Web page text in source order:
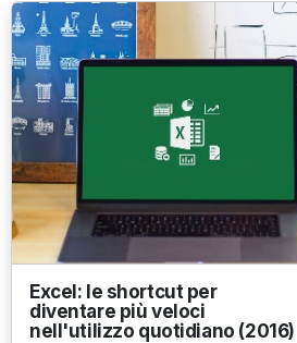
Excel: le shortcut per
diventare più veloci
nell'utilizzo quotidiano (2016)